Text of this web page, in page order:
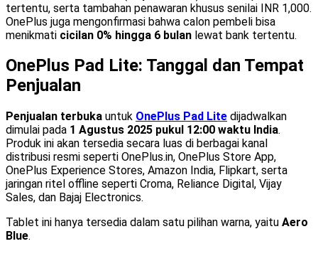
tertentu, serta tambahan penawaran khusus senilai INR 1,000.
OnePlus juga mengonfirmasi bahwa calon pembeli bisa
menikmati cicilan 0% hingga 6 bulan lewat bank tertentu.
OnePlus Pad Lite: Tanggal dan Tempat
Penjualan
Penjualan terbuka untuk OnePlus Pad Lite dijadwalkan
dimulai pada 1 Agustus 2025 pukul 12:00 waktu India.
Produk ini akan tersedia secara luas di berbagai kanal
distribusi resmi seperti OnePlus.in, OnePlus Store App,
OnePlus Experience Stores, Amazon India, Flipkart, serta
jaringan ritel offline seperti Croma, Reliance Digital, Vijay
Sales, dan Bajaj Electronics.
Tablet ini hanya tersedia dalam satu pilihan warna, yaitu Aero
Blue.